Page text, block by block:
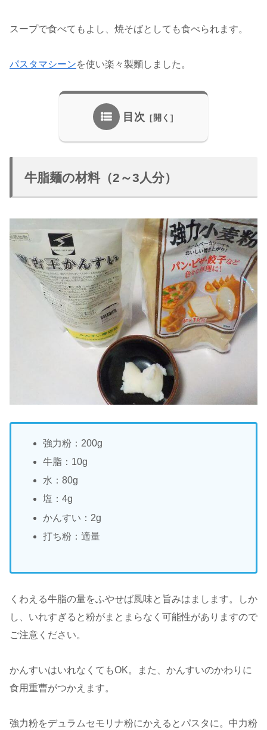
スープで食べてもよし、焼そばとしても食べられます。
パスタマシーンを使い楽々製麵しました。
目次
牛脂麺の材料（2～3人分）
強力粉：200g
牛脂：10g
水：80g
塩：4g
かんすい：2g
打ち粉：適量
くわえる牛脂の量をふやせば風味と旨みはまします。しか
し、いれすぎると粉がまとまらなく可能性がありますので
ご注意ください。
かんすいはいれなくてもOK。また、かんすいのかわりに
食用重曹がつかえます。
強力粉をデュラムセモリナ粉にかえるとパスタに。中力粉